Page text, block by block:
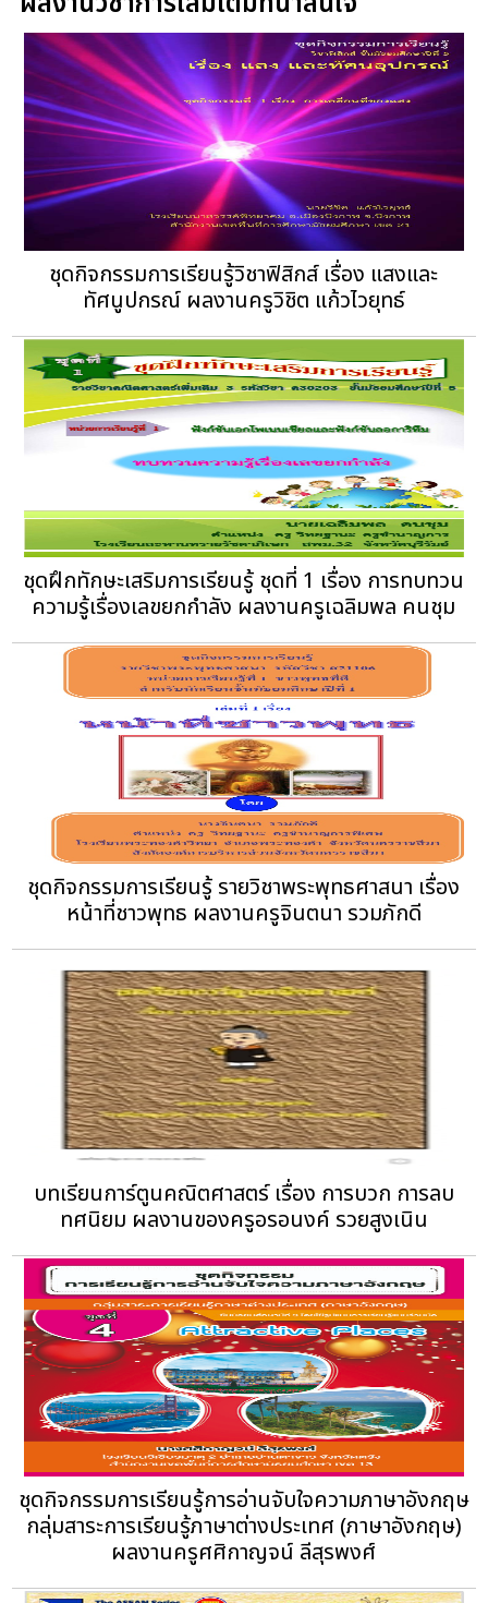
ชุดกิจกรรมการเรียนรู้วิชาฟิสิกส์ เรื่อง แสงและ
ทัศนูปกรณ์ ผลงานครูวิชิต แก้วไวยุทธ์
ชุดฝึกทักษะเสริมการเรียนรู้ ชุดที่ 1 เรื่อง การทบทวน
ความรู้เรื่องเลขยกกำลัง ผลงานครูเฉลิมพล คนชุม
ชุดกิจกรรมการเรียนรู้ รายวิชาพระพุทธศาสนา เรื่อง
หน้าที่ชาวพุทธ ผลงานครูจินตนา รวมภักดี
บทเรียนการ์ตูนคณิตศาสตร์ เรื่อง การบวก การลบ
ทศนิยม ผลงานของครูอรอนงค์ รวยสูงเนิน
ชุดกิจกรรมการเรียนรู้การอ่านจับใจความภาษาอังกฤษ
กลุ่มสาระการเรียนรู้ภาษาต่างประเทศ (ภาษาอังกฤษ)
ผลงานครูศศิกาญจน์ ลีสุรพงศ์